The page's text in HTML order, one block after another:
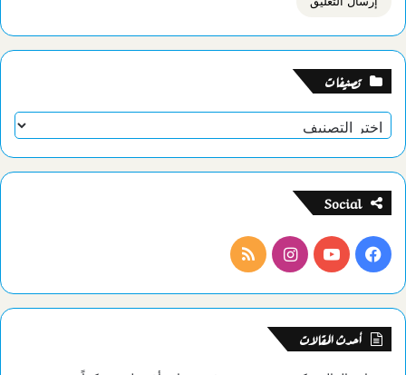
تصنيفات
تصنيفات
Social
فيسبوكيوتيوبانستقرامملخص
الموقع
أحدث المقالات